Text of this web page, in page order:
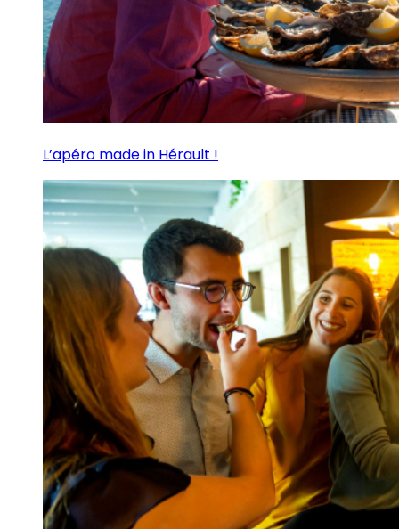
L’apéro made in Hérault !